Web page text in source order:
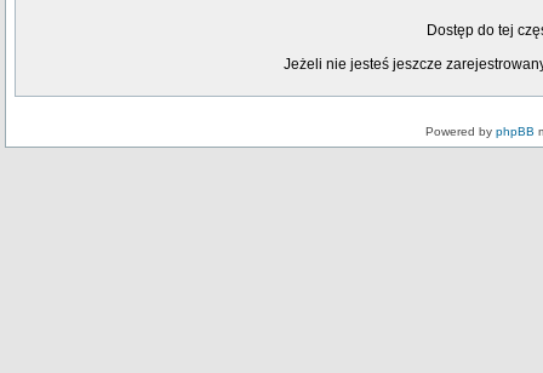
Dostęp do tej
Jeżeli nie jesteś jeszcze
Powered by phpBB